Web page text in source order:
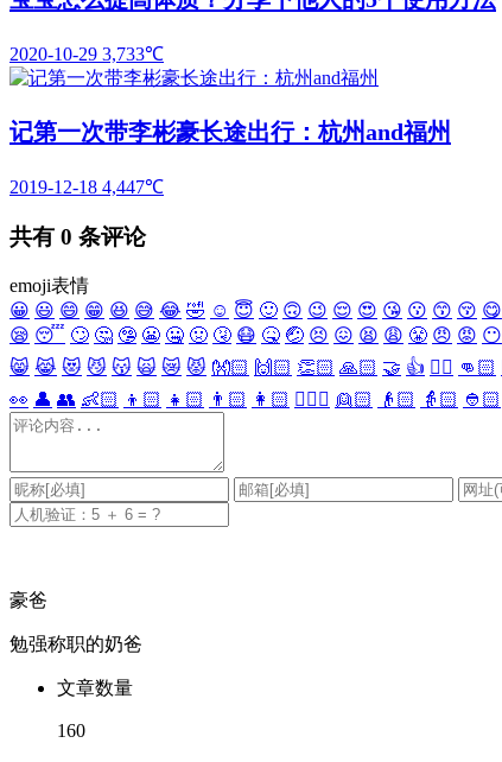
2020-10-29 3,733℃
记第一次带李彬豪长途出行：杭州and福州
2019-12-18 4,447℃
共有 0 条评论
emoji表情
😀 😃 😄 😁 😆 😅 😂 🤣 ☺️ 😇 🙂 🙃 😉 😌 😍 😘 😗 😙 😚 😋
😪 😴 🙄 🤔 🤥 😬 🤐 🤢 🤧 😷 🤒 🤕 😣 😖 😫 😩 😤 😠 😡 😶
😸 😹 😻 😼 😽 🙀 😿 😾 👐🏻 🙌🏻 👏🏻 🙏🏻 🤝 👍 👎🏻 👊🏻
👀 👤 👥 👶🏻 👦🏻 👧🏻 👨🏻 👩🏻 👱🏻‍♀️ 👱🏻 👴🏻 👵🏻 👲🏻
豪爸
勉强称职的奶爸
文章数量
160